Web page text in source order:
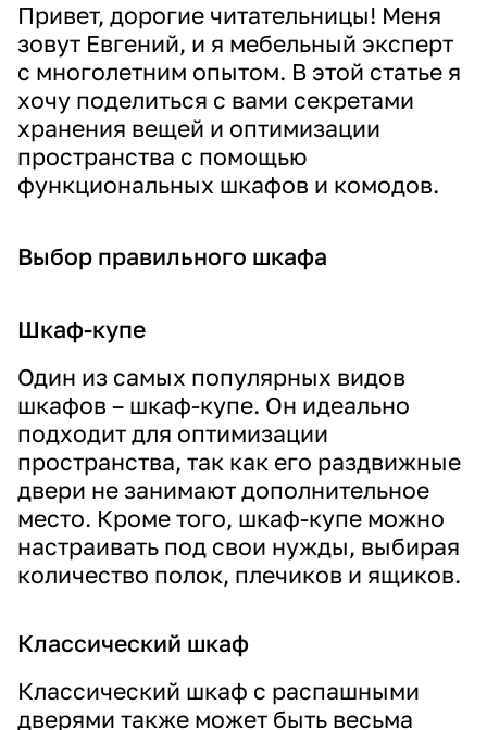
Привет, дорогие читательницы! Меня
зовут Евгений, и я мебельный эксперт
с многолетним опытом. В этой статье я
хочу поделиться с вами секретами
хранения вещей и оптимизации
пространства с помощью
функциональных шкафов и комодов.
Выбор правильного шкафа
Шкаф-купе
Один из самых популярных видов
шкафов – шкаф-купе. Он идеально
подходит для оптимизации
пространства, так как его раздвижные
двери не занимают дополнительное
место. Кроме того, шкаф-купе можно
настраивать под свои нужды, выбирая
количество полок, плечиков и ящиков.
Классический шкаф
Классический шкаф с распашными
дверями также может быть весьма